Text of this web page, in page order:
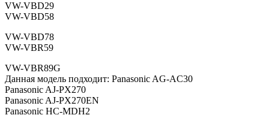
VW-VBD29
VW-VBD58
VW-VBD78
VW-VBR59
VW-VBR89G
Данная модель подходит: Panasonic AG-AC30
Panasonic AJ-PX270
Panasonic AJ-PX270EN
Panasonic HC-MDH2